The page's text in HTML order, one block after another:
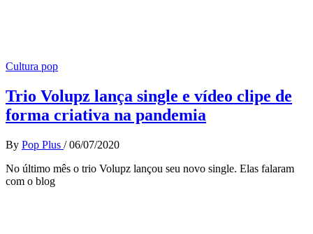
Cultura pop
Trio Volupz lança single e vídeo clipe de
forma criativa na pandemia
By Pop Plus / 06/07/2020
No último mês o trio Volupz lançou seu novo single. Elas falaram
com o blog